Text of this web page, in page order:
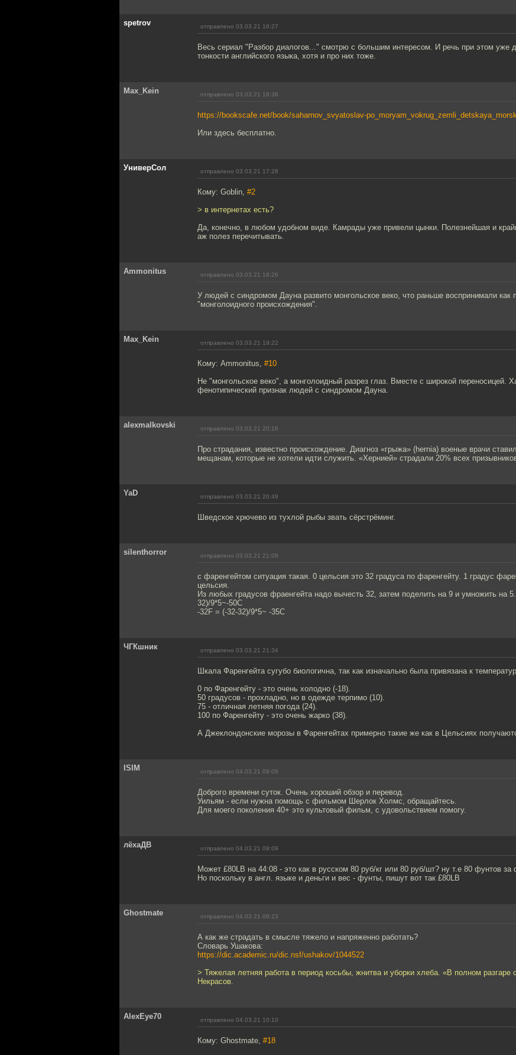
spetrov отправлено 03.03.21 16:27
Весь сериал "Разбор диалогов..." смотрю с большим интересом. И речь при этом уже
тонкости английского языка, хотя и про них тоже.
Max_Kein отправлено 03.03.21 16:38
https://bookscafe.net/book/saharnov_svyatoslav-
Или здесь бесплатно.
УниверСол отправлено 03.03.21 17:28
Кому: Goblin, #2
> в интернетах есть?
Да, конечно, в любом удобном виде. Камрады уже привели цынки. Полезнейшая и
аж полез перечитывать.
Ammonitus отправлено 03.03.21 18:26
У людей с синдромом Дауна развито монгольское веко, что раньше воспринимали как
"монголоидного происхождения".
Max_Kein отправлено 03.03.21 19:22
Кому: Ammonitus, #10
Не "монгольское веко", а монголоидный разрез глаз. Вместе с широкой переносицей.
фенотипический признак людей с синдромом Дауна.
alexmalkovski отправлено 03.03.21 20:16
Про страдания, известно происхождение. Диагноз «грыжа» (hernia) военые врачи
мещанам, которые не хотели идти служить. «Хернией» страдали 20% всех
YaD отправлено 03.03.21 20:49
Шведское хрючево из тухлой рыбы звать сёрстрёминг.
silenthorror отправлено 03.03.21 21:08
с фаренгейтом ситуация такая. 0 цельсия это 32 градуса по фаренгейту. 1 градус
цельсия.
Из любых градусов фраенгейта надо вычесть 32, затем поделить на 9 и умножить на
32)/9*5~-50C
-32F = (-32-32)/9*5~ -35С
ЧГКшник отправлено 03.03.21 21:34
Шкала Фаренгейта сугубо биологична, так как изначально была привязана к
0 по Фаренгейту - это очень холодно (-18).
50 градусов - прохладно, но в одежде терпимо (10).
75 - отличная летняя погода (24).
100 по Фаренгейту - это очень жарко (38).
А Джеклондонские морозы в Фаренгейтах примерно такие же как в Цельсиях
ISIM отправлено 04.03.21 09:09
Доброго времени суток. Очень хороший обзор и перевод.
Уильям - если нужна помощь с фильмом Шерлок Холмс, обращайтесь.
Для моего поколения 40+ это культовый фильм, с удовольствием помогу.
лёхаДВ отправлено 04.03.21 09:09
Может £80LB на 44:08 - это как в русском 80 руб/кг или 80 руб/шт? ну т.е 80 фунтов за
Но поскольку в англ. языке и деньги и вес - фунты, пишут вот так £80LB
Ghostmate отправлено 04.03.21 09:23
А как же страдать в смысле тяжело и напряженно работать?
Словарь Ушакова:
https://dic.academic.ru/dic.nsf/ushakov/1044522
> Тяжелая летняя работа в период косьбы, жнитва и уборки хлеба. «В полном разгаре
Некрасов.
AlexEye70 отправлено 04.03.21 10:10
Кому: Ghostmate, #18